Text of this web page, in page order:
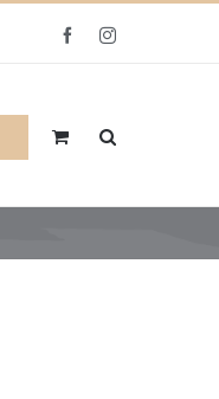
FacebookInstagram